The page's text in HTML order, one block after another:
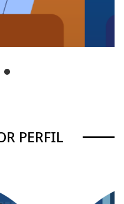
PERFIL